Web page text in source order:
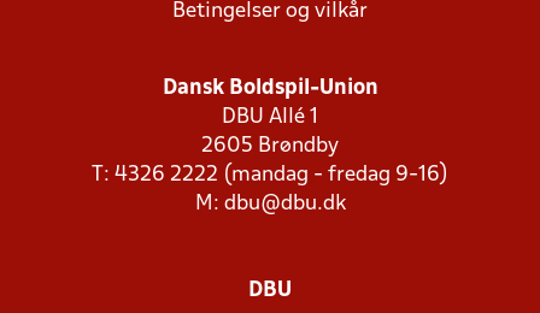
Betingelser og vilkår
Dansk Boldspil-Union
DBU Allé 1
2605 Brøndby
T: 4326 2222 (mandag - fredag 9-16)
M: dbu@dbu.dk
DBU